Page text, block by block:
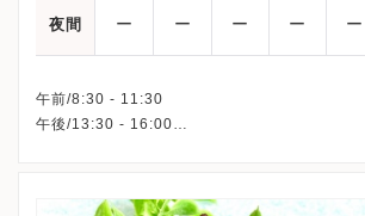
夜間 ー ー ー ー ー
午前/8:30 - 11:30
午後/13:30 - 16:00